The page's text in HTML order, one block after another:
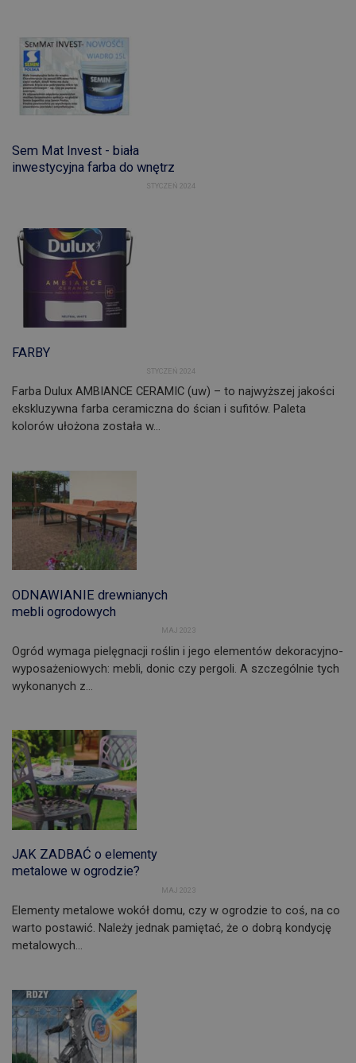
Sem Mat Invest - biała
inwestycyjna farba do wnętrz
STYCZEŃ 2024
FARBY
STYCZEŃ 2024
Farba Dulux AMBIANCE CERAMIC (uw) – to najwyższej jakości
ekskluzywna farba ceramiczna do ścian i sufitów. Paleta
kolorów ułożona została w…
ODNAWIANIE drewnianych
mebli ogrodowych
MAJ 2023
Ogród wymaga pielęgnacji roślin i jego elementów dekoracyjno-
wyposażeniowych: mebli, donic czy pergoli. A szczególnie tych
wykonanych z…
JAK ZADBAĆ o elementy
metalowe w ogrodzie?
MAJ 2023
Elementy metalowe wokół domu, czy w ogrodzie to coś, na co
warto postawić. Należy jednak pamiętać, że o dobrą kondycję
metalowych…